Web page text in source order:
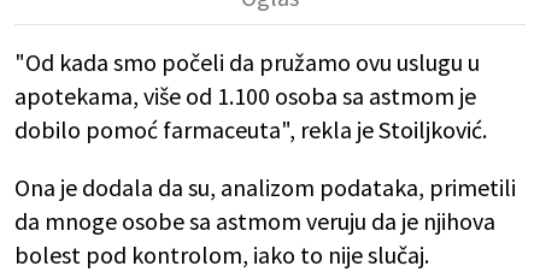
"Od kada smo počeli da pružamo ovu uslugu u
apotekama, više od 1.100 osoba sa astmom je
dobilo pomoć farmaceuta", rekla je Stoiljković.
Ona je dodala da su, analizom podataka, primetili
da mnoge osobe sa astmom veruju da je njihova
bolest pod kontrolom, iako to nije slučaj.